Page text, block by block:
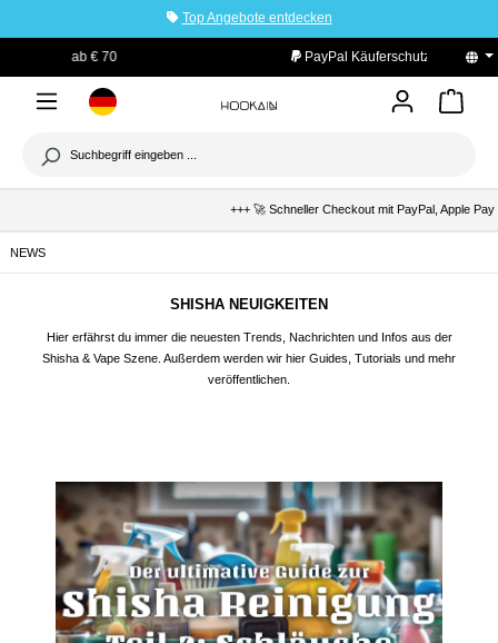
Top Angebote entdecken
PayPal Käuferschutz
+++ 🚀 Schneller Checkout mit PayPal, Apple Pay
NEWS
SHISHA NEUIGKEITEN
Hier erfährst du immer die neuesten Trends, Nachrichten und Infos aus der
Shisha & Vape Szene. Außerdem werden wir hier Guides, Tutorials und mehr
veröffentlichen.